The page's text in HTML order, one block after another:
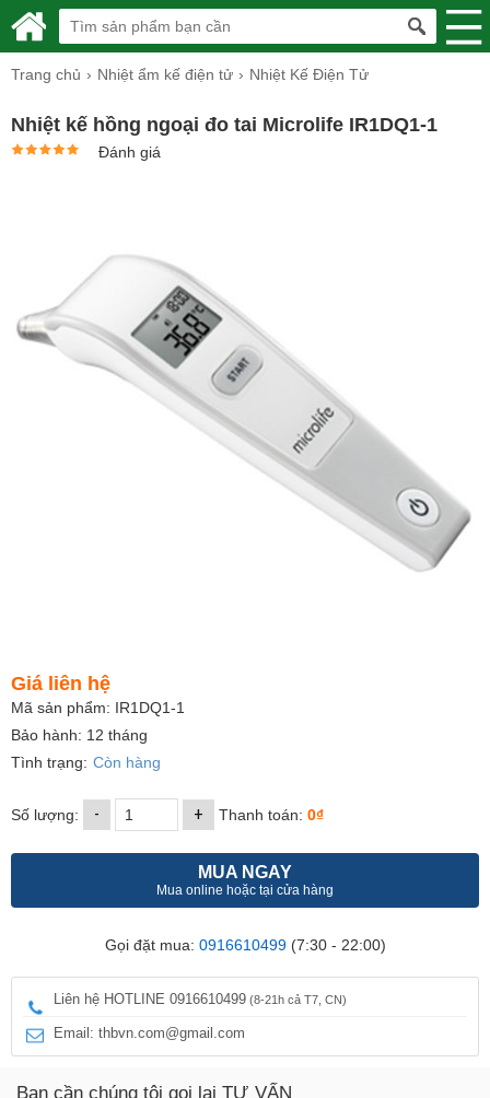
Trang chủ Nhiệt ẩm kế điện tử Nhiệt Kế Điện Tử
Nhiệt kế hồng ngoại đo tai Microlife IR1DQ1-1
Đánh giá
Giá liên hệ
Mã sản phẩm: IR1DQ1-1
Bảo hành: 12 tháng
Tình trạng: Còn hàng
Số lượng: - + Thanh toán: 0₫
MUA NGAY
Mua online hoặc tại cửa hàng
Gọi đặt mua: 0916610499(7:30 - 22:00)
Liên hệ HOTLINE 0916610499 (8-21h cả T7, CN)
Email: thbvn.com@gmail.com
Bạn cần chúng tôi gọi lại TƯ VẤN